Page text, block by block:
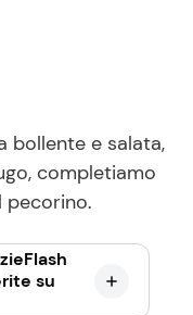
bollente e salata,
completiamo
pecorino.
su